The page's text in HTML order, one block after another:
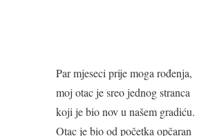
Par mjeseci prije moga rođenja,
moj otac je sreo jednog stranca
koji je bio nov u našem gradiću.
Otac je bio od početka opčaran